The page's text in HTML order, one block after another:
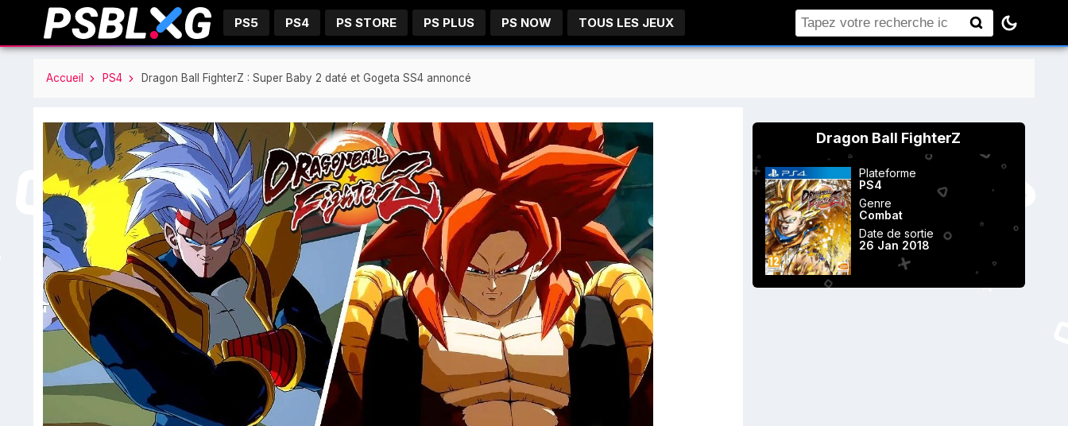
PS5 PS4 PS STORE PS PLUS PS NOW TOUS LES JEUX Rechercher
Accueil PS4 Dragon Ball FighterZ : Super Baby 2 daté et Gogeta SS4 annoncé
Dragon Ball FighterZ
Plateforme
PS4
Genre
Combat
Date de sortie
26 Jan 2018